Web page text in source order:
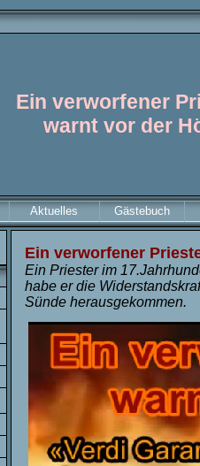
Ein verworfener
warnt vor der
Aktuelles Gästebuch
Ein verworfener
Ein Priester im
habe er die
Sünde herausgekommen.